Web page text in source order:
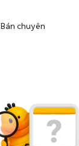
Bán chuyên